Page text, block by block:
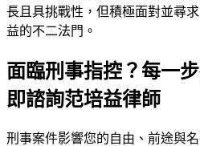
長且具挑戰性，但積極面對並尋
益的不二法門。
面臨刑事指控？每一
即諮詢范培益律師
刑事案件影響您的自由、前途與